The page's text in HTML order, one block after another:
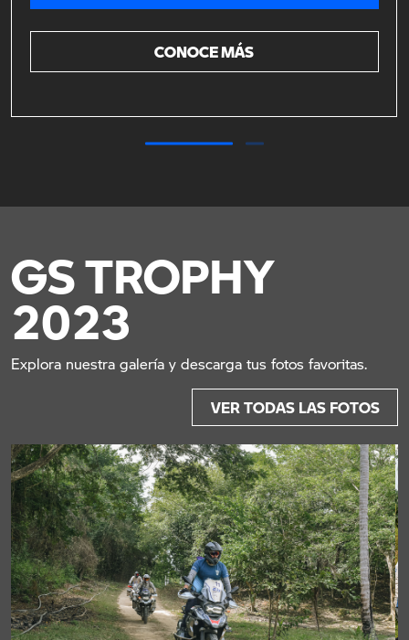
CONOCE MÁS
GS TROPHY
2023
Explora nuestra galería y descarga tus fotos favoritas.
VER TODAS LAS FOTOS